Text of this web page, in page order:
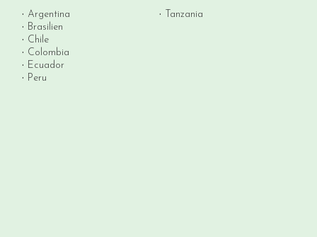
Argentina
Brasilien
Chile
Colombia
Ecuador
Peru
Tanzania